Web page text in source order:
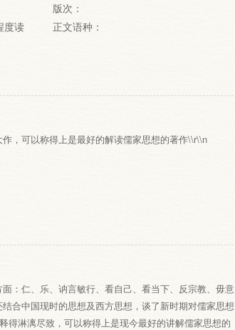
版次：
度读 正文语种：
，可以称得上是最好的解读儒家思想的著作\\r\\n
：仁、乐、讷言敏行、看自己、看当下、反宗教、毋意
合中国现时的思想及西方思想，谈了新时期对儒家思想
得淋漓尽致，可以称得上是现今最好的讲解儒家思想的